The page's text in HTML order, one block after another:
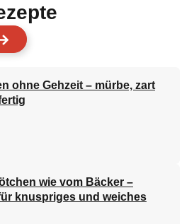
ohne Gehzeit – mürbe, zart
wie vom Bäcker –
knuspriges und weiches